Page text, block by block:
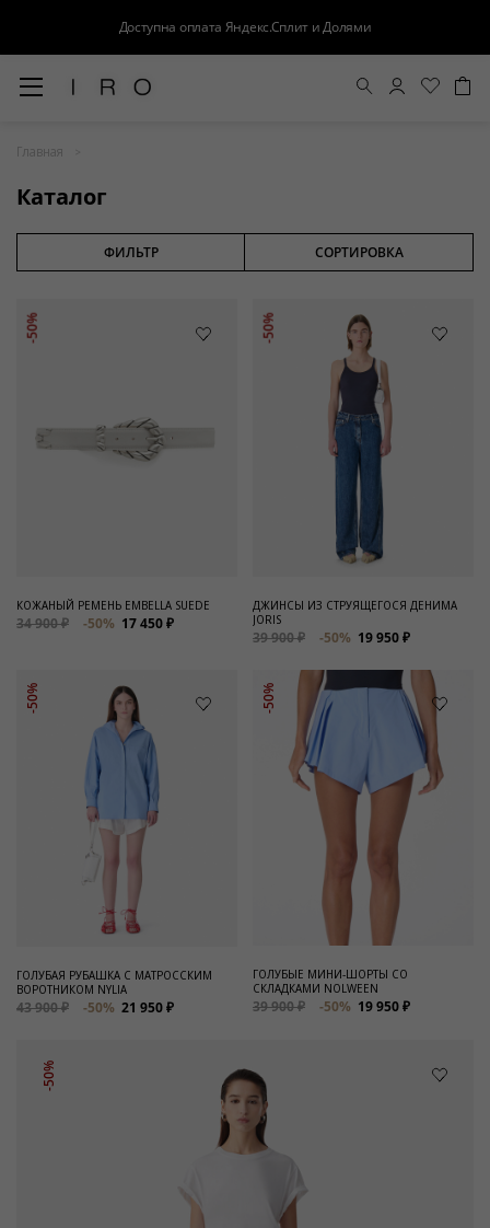
Доступна оплата Яндекс.Сплит и Долями
Главная
Каталог
Распродажа
Для нее
Сумки и аксессуары
ФИЛЬТР СОРТИРОВКА
-50%
КОЖАНЫЙ РЕМЕНЬ EMBELLA SUEDE
34 900 ₽ -50% 17 450 ₽
-50%
ДЖИНСЫ ИЗ СТРУЯЩЕГОСЯ ДЕНИМА
JORIS
39 900 ₽ -50% 19 950 ₽
-50%
ГОЛУБАЯ РУБАШКА С МАТРОССКИМ
ВОРОТНИКОМ NYLIA
43 900 ₽ -50% 21 950 ₽
-50%
ГОЛУБЫЕ МИНИ-ШОРТЫ СО
СКЛАДКАМИ NOLWEEN
39 900 ₽ -50% 19 950 ₽
-50%